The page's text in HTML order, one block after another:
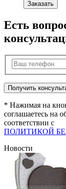
Заказать
Есть
* Нажимая на
соглашаетесь на
соответствии с
ПОЛИТИКОЙ
Новости